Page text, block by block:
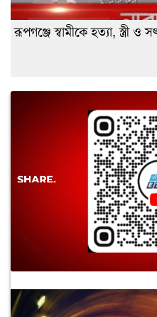
রূপগঞ্জে স্বামীকে হত্যা, স্ত্রী ও